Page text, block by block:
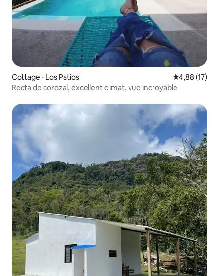
Cottage ⋅ Los Patios Évaluation
4,88 (17)
Recta de corozal, excellent climat, vue incroyable